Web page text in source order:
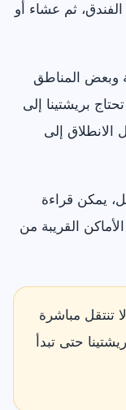
ثم عشاء أو
وبعض المناطق
بريشتينا إلى
الانطلاق إلى
يمكن قراءة
الأماكن القريبة من
تنتقل مباشرة
حتى تبدأ